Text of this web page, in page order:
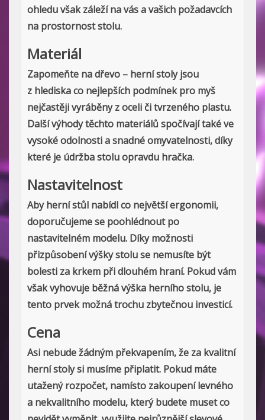
ohledu však záleží na vás a vašich požadavcích
na prostornost stolu.
Materiál
Zapomeňte na dřevo – herní stoly jsou
z hlediska co nejlepších podmínek pro myš
nejčastěji vyráběny z oceli či tvrzeného plastu.
Další výhody těchto materiálů spočívají také ve
vysoké odolnosti a snadné omyvatelnosti, díky
které je údržba stolu opravdu hračka.
Nastavitelnost
Aby herní stůl nabídl co největší ergonomii,
doporučujeme se poohlédnout po
nastavitelném modelu. Díky možnosti
přizpůsobení výšky stolu se nemusíte být
bolesti za krkem při dlouhém hraní. Pokud vám
však vyhovuje běžná výška herního stolu, je
tento prvek možná trochu zbytečnou investicí.
Cena
Asi nebude žádným překvapením, že za kvalitní
herní stoly si musíme připlatit. Pokud máte
utažený rozpočet, namísto zakoupení levného
a nekvalitního modelu, který budete muset co